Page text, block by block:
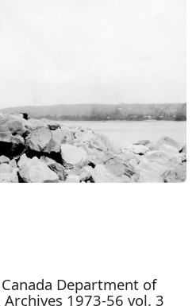
Department of
1973-56 vol. 3